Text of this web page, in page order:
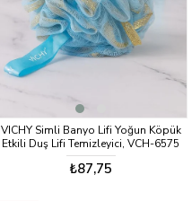
VICHY Simli Banyo Lifi Yoğun Köpük
Etkili Duş Lifi Temizleyici, VCH-6575
MAVİ GOLD 60 gr
₺87,75